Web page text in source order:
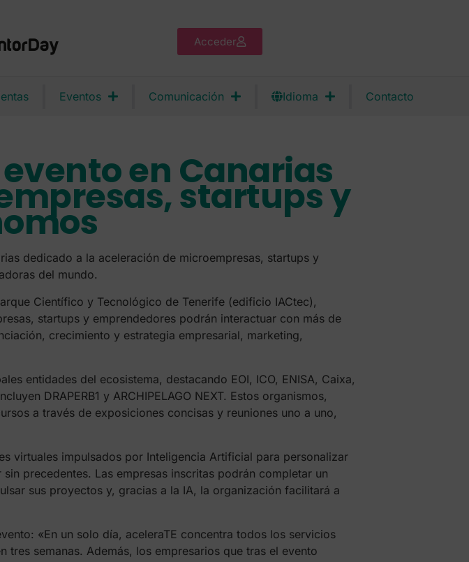
Acceder
Eventos Comunicación Idioma Contacto
en Canarias
startups y
dedicado a la aceleración de microempresas, startups y
del mundo.
Científico y Tecnológico de Tenerife (edificio IACtec),
startups y emprendedores podrán interactuar con más de
crecimiento y estrategia empresarial, marketing,
entidades del ecosistema, destacando EOI, ICO, ENISA, Caixa,
DRAPERB1 y ARCHIPELAGO NEXT. Estos organismos,
a través de exposiciones concisas y reuniones uno a uno,
virtuales impulsados por Inteligencia Artificial para personalizar
precedentes. Las empresas inscritas podrán completar un
sus proyectos y, gracias a la IA, la organización facilitará a
«En un solo día, aceleraTE concentra todos los servicios
semanas. Además, los empresarios que tras el evento